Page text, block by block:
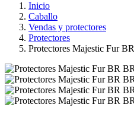
Inicio
Caballo
Vendas y protectores
Protectores
Protectores Majestic Fur BR